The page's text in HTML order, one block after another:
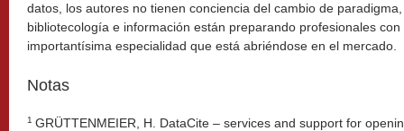
datos, los autores no tienen conciencia del cambio de
bibliotecología e información están preparando profesionales
importantísima especialidad que está abriéndose en el mercado.
Notas
1 GRÜTTENMEIER, H. DataCite – services and support for